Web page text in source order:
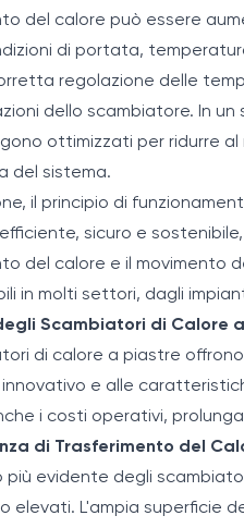
del calore può essere
di portata,
regolazione delle
dello scambiatore. In
ottimizzati per ridurre
del sistema.
il principio di
sicuro e
del calore e il movimento
in molti settori, dagli
Scambiatori di Calore
di calore a piastre
innovativo e alle
i costi operativi,
di Trasferimento del
più evidente degli
elevati. L'ampia superficie